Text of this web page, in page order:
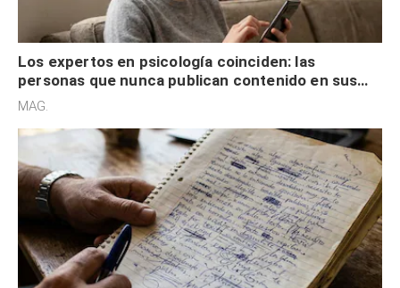
Los expertos en psicología coinciden: las
personas que nunca publican contenido en sus
redes sociales no pretenden buscar validación
MAG.